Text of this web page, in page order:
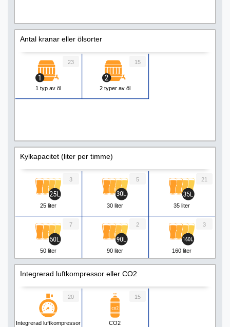
Antal kranar eller ölsorter
1 typ av öl
23
2 typer av öl
15
Kylkapacitet (liter per timme)
25 liter
3
30 liter
5
35 liter
21
50 liter
7
90 liter
2
160 liter
3
Integrerad luftkompressor eller CO2
Integrerad luftkompressor
20
CO2
15